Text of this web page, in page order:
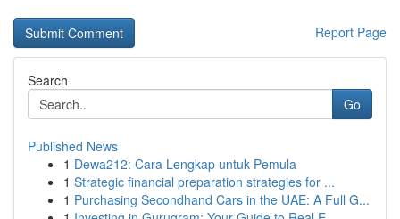
Report Page
Search
Go
Published News
1 Dewa212: Cara Lengkap untuk Pemula
1 Strategic financial preparation strategies for ...
1 Purchasing Secondhand Cars in the UAE: A Full G...